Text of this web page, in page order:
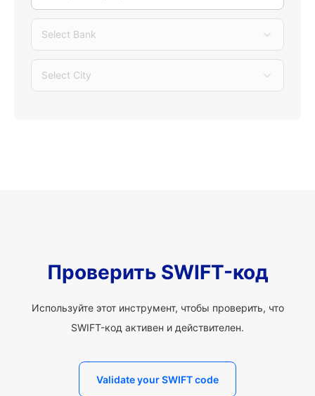
Select Bank
Select City
Проверить SWIFT-код
Используйте этот инструмент, чтобы проверить, что
SWIFT-код активен и действителен.
Validate your SWIFT code